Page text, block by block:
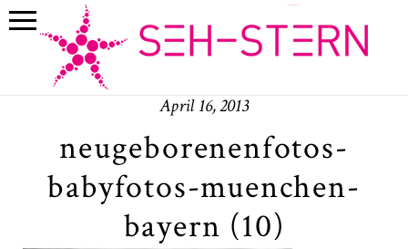
April 16, 2013
neugeborenenfotos-
babyfotos-muenchen-
bayern (10)